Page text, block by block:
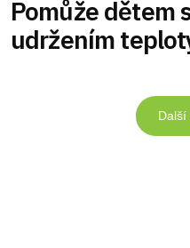
Pomůže dětem
udržením
Další